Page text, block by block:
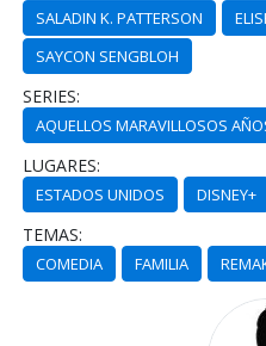
SALADIN K. PATTERSON
SAYCON SENGBLOH
SERIES:
AQUELLOS MARAVILLOSOS
LUGARES:
ESTADOS UNIDOS DISNEY+
TEMAS:
COMEDIA FAMILIA